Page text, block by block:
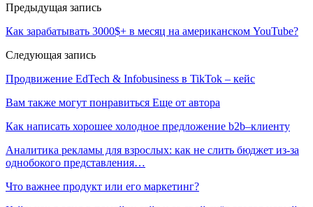
Предыдущая запись
Как зарабатывать 3000$+ в месяц на американском YouTube?
Следующая запись
Продвижение EdTech & Infobusiness в TikTok – кейс
Вам также могут понравиться Еще от автора
Как написать хорошее холодное предложение b2b–клиенту
Аналитика рекламы для взрослых: как не слить бюджет из-за
однобокого представления…
Что важнее продукт или его маркетинг?